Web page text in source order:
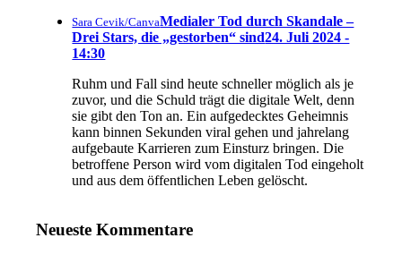
Sara Cevik/CanvaMedialer Tod durch Skandale –
Drei Stars, die „gestorben“ sind24. Juli 2024 -
14:30
Ruhm und Fall sind heute schneller möglich als je
zuvor, und die Schuld trägt die digitale Welt, denn
sie gibt den Ton an. Ein aufgedecktes Geheimnis
kann binnen Sekunden viral gehen und jahrelang
aufgebaute Karrieren zum Einsturz bringen. Die
betroffene Person wird vom digitalen Tod eingeholt
und aus dem öffentlichen Leben gelöscht.
Neueste Kommentare